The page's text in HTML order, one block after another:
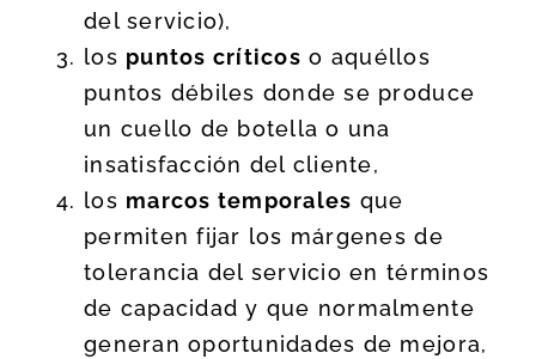
del servicio),
los puntos críticos o aquéllos
puntos débiles donde se produce
un cuello de botella o una
insatisfacción del cliente,
los marcos temporales que
permiten fijar los márgenes de
tolerancia del servicio en términos
de capacidad y que normalmente
generan oportunidades de mejora,